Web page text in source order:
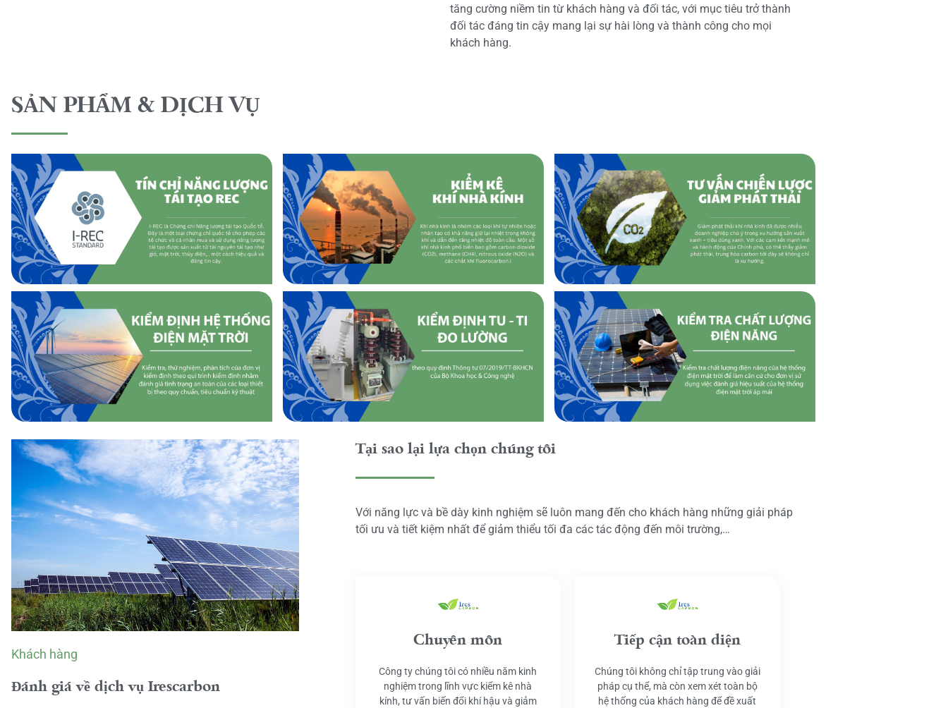
tăng cường niềm tin từ khách hàng và đối tác, với mục tiêu trở thành
đối tác đáng tin cậy mang lại sự hài lòng và thành công cho mọi
khách hàng.
SẢN PHẨM & DỊCH VỤ
Khách hàng
Đánh giá về dịch vụ Irescarbon
Tại sao lại lựa chọn chúng tôi
Với năng lực và bề dày kinh nghiệm sẽ luôn mang đến cho khách hàng những giải pháp
tối ưu và tiết kiệm nhất để giảm thiểu tối đa các tác động đến môi trường,…
Chuyên môn
Công ty chúng tôi có nhiều năm kinh
nghiệm trong lĩnh vực kiểm kê nhà
kính, tư vấn biến đổi khí hậu và giảm
Tiếp cận toàn diện
Chúng tôi không chỉ tập trung vào giải
pháp cụ thể, mà còn xem xét toàn bộ
hệ thống của khách hàng để đề xuất